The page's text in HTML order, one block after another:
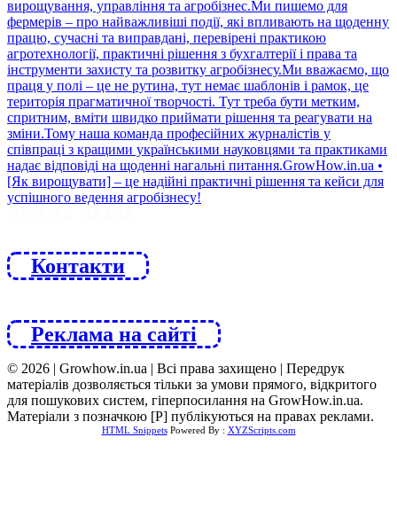
Контакти
Реклама на сайті
© 2026 | Growhow.in.ua | Всі права захищено | Передрук
матеріалів дозволяється тільки за умови прямого, відкритого
для пошукових систем, гіперпосилання на GrowHow.in.ua.
Матеріали з позначкою [Р] публікуються на правах реклами.
HTML SnippetsPowered By : XYZScripts.com